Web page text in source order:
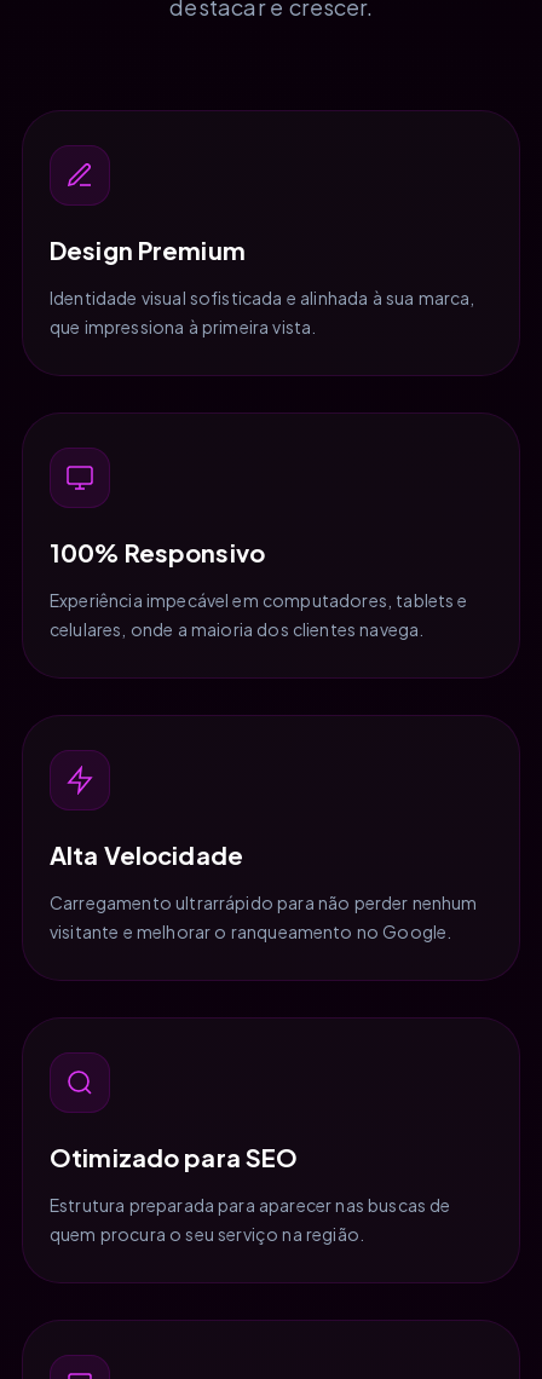
destacar e crescer.
Design Premium
Identidade visual sofisticada e alinhada à sua marca,
que impressiona à primeira vista.
100% Responsivo
Experiência impecável em computadores, tablets e
celulares, onde a maioria dos clientes navega.
Alta Velocidade
Carregamento ultrarrápido para não perder nenhum
visitante e melhorar o ranqueamento no Google.
Otimizado para SEO
Estrutura preparada para aparecer nas buscas de
quem procura o seu serviço na região.